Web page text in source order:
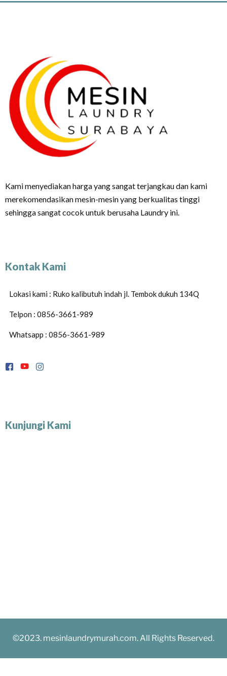
Kami menyediakan harga yang sangat terjangkau dan kami
merekomendasikan mesin-mesin yang berkualitas tinggi
sehingga sangat cocok untuk berusaha Laundry ini.
Kontak Kami
Lokasi kami : Ruko kalibutuh indah jl. Tembok dukuh 134Q
Telpon : 0856-3661-989
Whatsapp : 0856-3661-989
Kunjungi Kami
©2023. mesinlaundrymurah.com. All Rights Reserved.